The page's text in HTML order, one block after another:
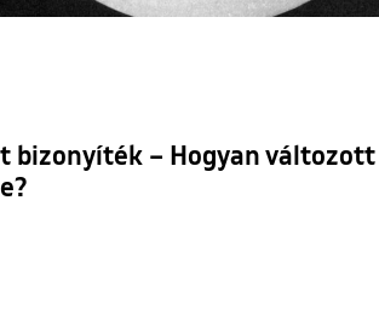
bizonyíték – Hogyan változott